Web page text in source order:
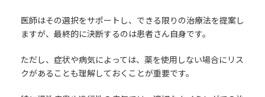
医師はその選択をサポートし、できる限りの治療法を提案し
ますが、最終的に決断するのは患者さん自身です。
ただし、症状や病気によっては、薬を使用しない場合にリス
クがあることも理解しておくことが重要です。